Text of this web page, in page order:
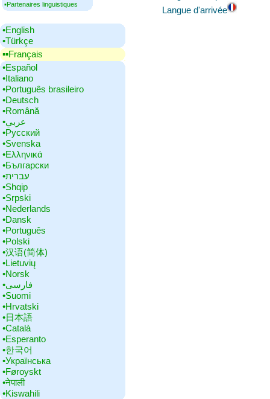
▪Partenaires linguistiques
•‎English
•‎Türkçe
▪▪‎Français
•‎Español
•‎Italiano
•‎Português brasileiro
•‎Deutsch
•‎Română
•‎عربي
•‎Русский
•‎Svenska
•‎Ελληνικά
•‎Български
•‎עברית
•‎Shqip
•‎Srpski
•‎Nederlands
•‎Dansk
•‎Português
•‎Polski
•‎汉语(简体)
•‎Lietuvių
•‎Norsk
•‎فارسی
•‎Suomi
•‎Hrvatski
•‎日本語
•‎Català
•‎Esperanto
•‎한국어
•‎Українська
•‎Føroyskt
•‎नेपाली
•‎Kiswahili
Langue d'arrivée